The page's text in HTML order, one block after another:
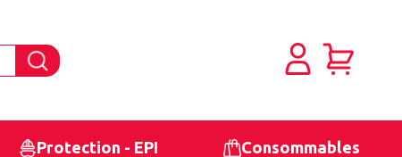
Protection - EPI Consommables